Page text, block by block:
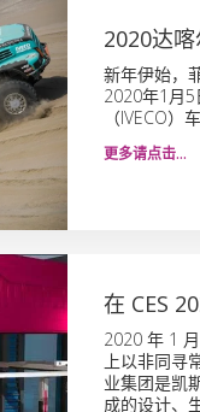
2020达
新年伊始，
2020年1月
（IVECO
更多请点击…
在 CES
2020 年 1
上以非同寻
业集团是凯
成的设计、